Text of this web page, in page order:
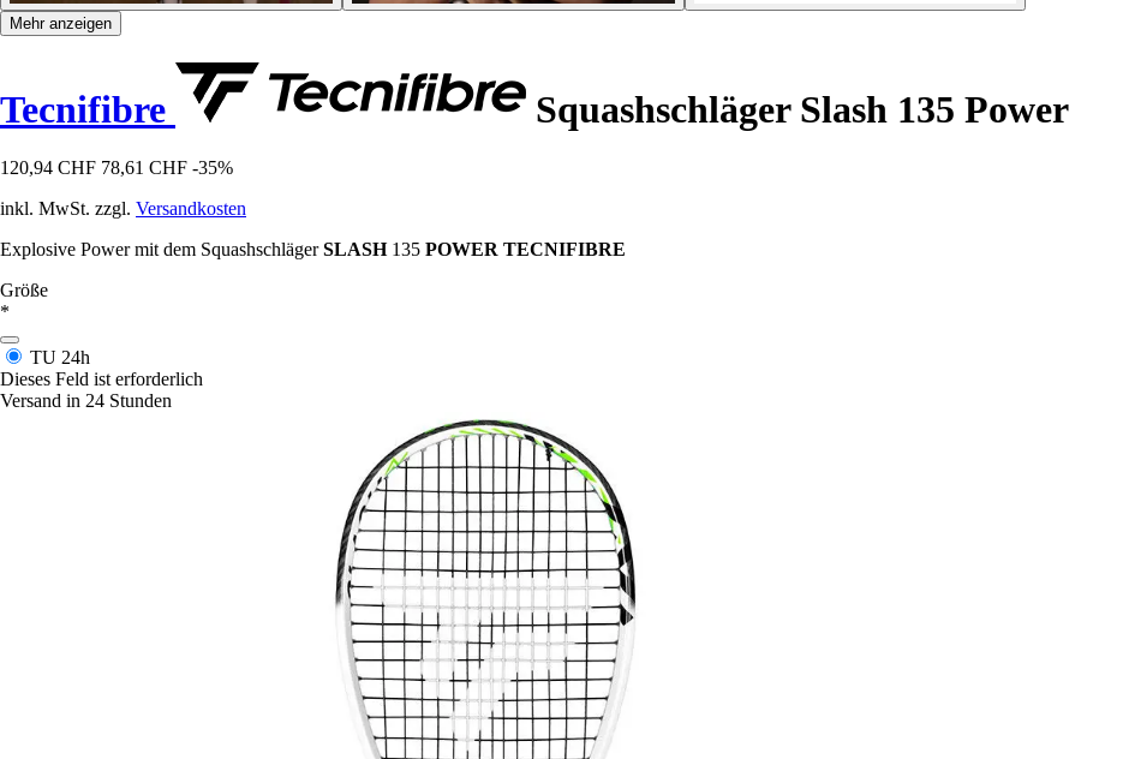
Mehr anzeigen
Tecnifibre Squashschläger Slash 135 Power
120,94 CHF 78,61 CHF -35%
inkl. MwSt. zzgl. Versandkosten
Explosive Power mit dem SquashschlägerSLASH135 POWER TECNIFIBRE
Größe
*
TU 24h
Dieses Feld ist erforderlich
Versand in 24 Stunden